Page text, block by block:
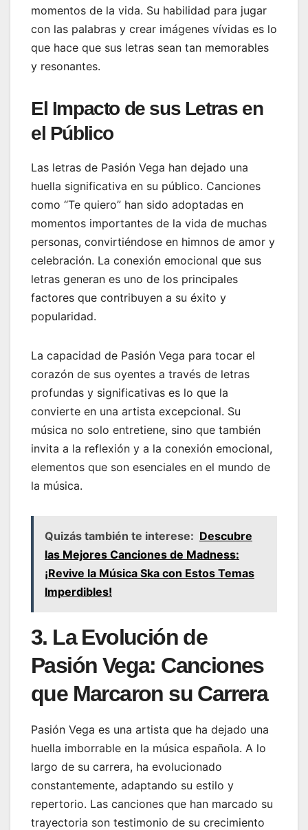
momentos de la vida. Su habilidad para jugar
con las palabras y crear imágenes vívidas es lo
que hace que sus letras sean tan memorables
y resonantes.
El Impacto de sus Letras en
el Público
Las letras de Pasión Vega han dejado una
huella significativa en su público. Canciones
como “Te quiero” han sido adoptadas en
momentos importantes de la vida de muchas
personas, convirtiéndose en himnos de amor y
celebración. La conexión emocional que sus
letras generan es uno de los principales
factores que contribuyen a su éxito y
popularidad.
La capacidad de Pasión Vega para tocar el
corazón de sus oyentes a través de letras
profundas y significativas es lo que la
convierte en una artista excepcional. Su
música no solo entretiene, sino que también
invita a la reflexión y a la conexión emocional,
elementos que son esenciales en el mundo de
la música.
Quizás también te interese: Descubre
las Mejores Canciones de Madness:
¡Revive la Música Ska con Estos Temas
Imperdibles!
3. La Evolución de
Pasión Vega: Canciones
que Marcaron su Carrera
Pasión Vega es una artista que ha dejado una
huella imborrable en la música española. A lo
largo de su carrera, ha evolucionado
constantemente, adaptando su estilo y
repertorio. Las canciones que han marcado su
trayectoria son testimonio de su crecimiento